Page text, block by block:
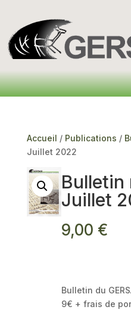
Accueil / Publications /
Juillet 2022
Bulletin
Juillet
9,00€
Bulletin du
9€ + frais de